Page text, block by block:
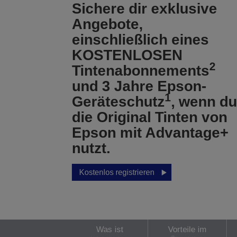
Sichere dir exklusive
Angebote,
einschließlich eines
KOSTENLOSEN
Tintenabonnements2
und 3 Jahre Epson-
Geräteschutz1, wenn du
die Original Tinten von
Epson mit Advantage+
nutzt.
Kostenlos registrieren
Was ist
Vorteile im